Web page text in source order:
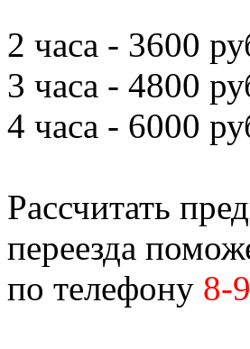
2 часа - 3600
3 часа - 4800
4 часа - 6000
Рассчитать
переезда
по телефону 8-